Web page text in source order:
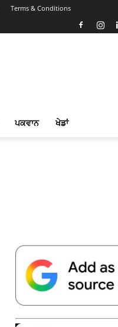
Terms & Conditions
ਪਕਵਾਨ ਖੇਡਾਂ
Telegram